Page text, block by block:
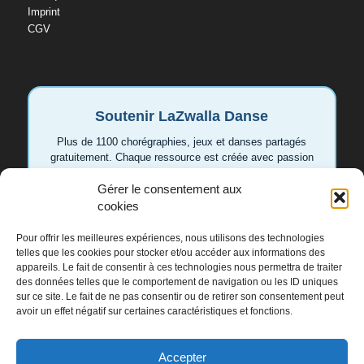
Gérer le consentement aux
cookies
Pour offrir les meilleures expériences, nous utilisons des technologies
telles que les cookies pour stocker et/ou accéder aux informations des
appareils. Le fait de consentir à ces technologies nous permettra de traiter
des données telles que le comportement de navigation ou les ID uniques
sur ce site. Le fait de ne pas consentir ou de retirer son consentement peut
avoir un effet négatif sur certaines caractéristiques et fonctions.
Accepter
Imprint
CGV
Soutenir LaZwalla Danse
Plus de 1100 chorégraphies, jeux et danses partagés
gratuitement. Chaque ressource est créée avec passion
pour aider les enseignant.e.s et les familles. Votre
soutien permet de continuer à développer de nouvelles
Soutenir LaZwalla
Merci de tout cœur 💛